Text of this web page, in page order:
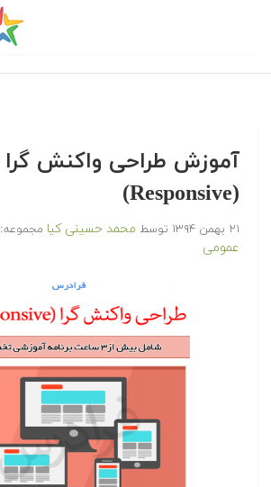
آموزش طراحی واکنش گرا
(Responsive)
۲۱ بهمن ۱۳۹۴ توسط محمد حسینی کیا مجموعه:
عمومی